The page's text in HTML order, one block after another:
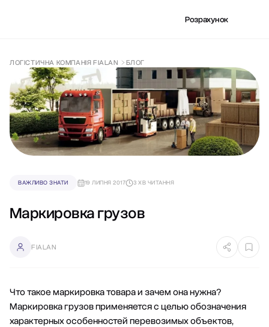
Розрахунок
ЛОГІСТИЧНА КОМПАНІЯ FIALAN БЛОГ
ВАЖЛИВО ЗНАТИ 19 ЛИПНЯ 2017 3 ХВ ЧИТАННЯ
Маркировка грузов
FIALAN
Что такое маркировка товара и зачем она нужна?
Маркировка грузов применяется с целью обозначения
характерных особенностей перевозимых объектов,